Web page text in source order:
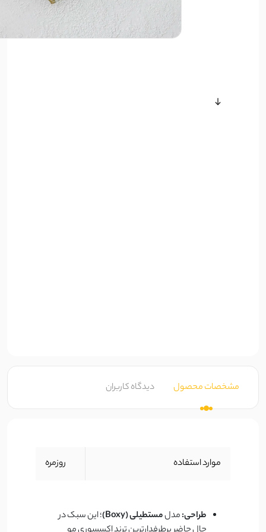
سایر محصولات
مشخصات محصول دیدگاه کاربران
موارد استفاده روزمره
طراحی:مدلمستطیلی (Boxy)
؛ این سبک در